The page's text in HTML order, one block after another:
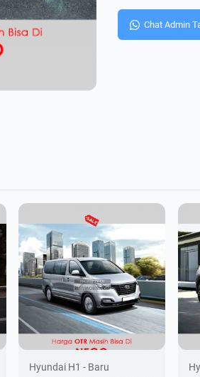
Chat Admin
Hyundai H1 - Baru